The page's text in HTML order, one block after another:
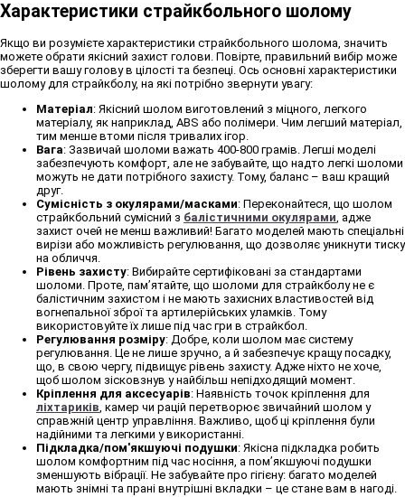
Характеристики страйкбольного шолому
Якщо ви розумієте характеристики страйкбольного шолома, значить
можете обрати якісний захист голови. Повірте, правильний вибір може
зберегти вашу голову в цілості та безпеці. Ось основні характеристики
шолому для страйкболу, на які потрібно звернути увагу:
Матеріал: Якісний шолом виготовлений з міцного, легкого
матеріалу, як наприклад, ABS або полімери. Чим легший матеріал,
тим менше втоми після тривалих ігор.
Вага: Зазвичай шоломи важать 400-800 грамів. Легші моделі
забезпечують комфорт, але не забувайте, що надто легкі шоломи
можуть не дати потрібного захисту. Тому, баланс – ваш кращий
друг.
Сумісність з окулярами/масками: Переконайтеся, що шолом
страйкбольний сумісний з балістичними окулярами, адже
захист очей не менш важливий! Багато моделей мають спеціальні
вирізи або можливість регулювання, що дозволяє уникнути тиску
на обличчя.
Рівень захисту: Вибирайте сертифіковані за стандартами
шоломи. Проте, пам’ятайте, що шоломи для страйкболу не є
балістичним захистом і не мають захисних властивостей від
вогнепальної зброї та артилерійських уламків. Тому
використовуйте їх лише під час гри в страйкбол.
Регулювання розміру: Добре, коли шолом має систему
регулювання. Це не лише зручно, а й забезпечує кращу посадку,
що, в свою чергу, підвищує рівень захисту. Адже ніхто не хоче,
щоб шолом зісковзнув у найбільш непідходящий момент.
Кріплення для аксесуарів: Наявність точок кріплення для
ліхтариків, камер чи рацій перетворює звичайний шолом у
справжній центр управління. Важливо, щоб ці кріплення були
надійними та легкими у використанні.
Підкладка/пом'якшуючі подушки: Якісна підкладка робить
шолом комфортним під час носіння, а пом’якшуючі подушки
зменшують вібрації. Не забувайте про гігієну: багато моделей
мають знімні та прані внутрішні вкладки – це стане вам в нагоді.